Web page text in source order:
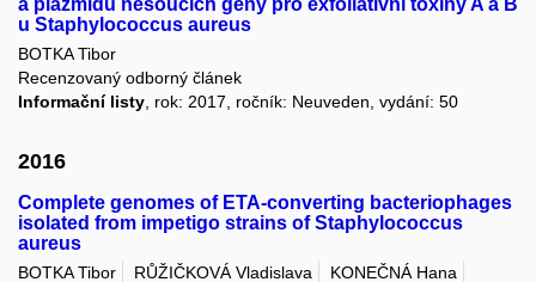
a plazmidů nesoucích geny pro exfoliativní toxiny A a B
u Staphylococcus aureus
BOTKA Tibor
Recenzovaný odborný článek
Informační listy, rok: 2017, ročník: Neuveden, vydání: 50
2016
Complete genomes of ETA-converting bacteriophages
isolated from impetigo strains of Staphylococcus
aureus
BOTKA Tibor RŮŽIČKOVÁ Vladislava KONEČNÁ Hana